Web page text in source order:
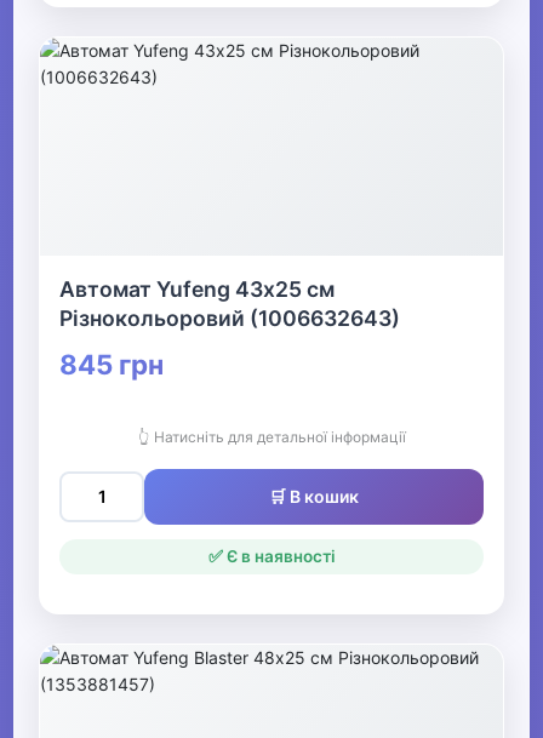
Автомат Yufeng 43х25 см
Різнокольоровий (1006632643)
845 грн
👆 Натисніть для детальної інформації
🛒 В кошик
✅ Є в наявності